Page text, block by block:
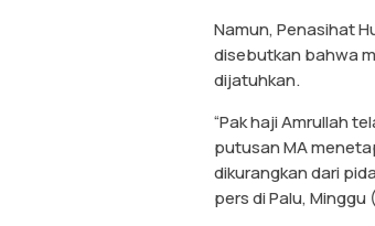
Namun, Penasihat
disebutkan bahwa
dijatuhkan.
“Pak haji Amrullah
putusan MA
dikurangkan dari
pers di Palu,